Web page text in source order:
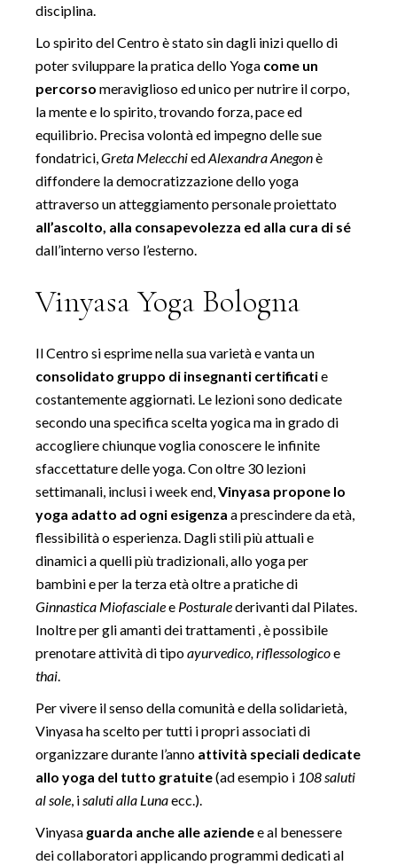
disciplina.
Lo spirito del Centro è stato sin dagli inizi quello di
poter sviluppare la pratica dello Yoga come un
percorso meraviglioso ed unico per nutrire il corpo,
la mente e lo spirito, trovando forza, pace ed
equilibrio. Precisa volontà ed impegno delle sue
fondatrici,Greta MelecchiedAlexandra Anegonè
diffondere la democratizzazione dello yoga
attraverso un atteggiamento personale proiettato
all’ascolto, alla consapevolezza ed alla cura di sé
dall’interno verso l’esterno.
Vinyasa Yoga Bologna
Il Centro si esprime nella sua varietà e vanta un
consolidato gruppo di insegnanti certificatie
costantemente aggiornati. Le lezioni sono dedicate
secondo una specifica scelta yogica ma in grado di
accogliere chiunque voglia conoscere le infinite
sfaccettature delle yoga. Con oltre 30 lezioni
settimanali, inclusi i week end,Vinyasa propone lo
yoga adatto ad ogni esigenza a prescindere da età,
flessibilità o esperienza. Dagli stili più attuali e
dinamici a quelli più tradizionali, allo yoga per
bambini e per la terza età oltre a pratiche di
Ginnastica Miofascialee Posturalederivanti dal Pilates.
Inoltre per gli amanti dei trattamenti , è possibile
prenotare attività di tipoayurvedico, riflessologicoe
thai.
Per vivere il senso della comunità e della solidarietà,
Vinyasa ha scelto per tutti i propri associati di
organizzare durante l’anno attività speciali dedicate
allo yoga del tutto gratuite(ad esempio i 108 saluti
al sole, isaluti alla Lunaecc.).
Vinyasa guarda anche alle aziendee al benessere
dei collaboratori applicando programmi dedicati al